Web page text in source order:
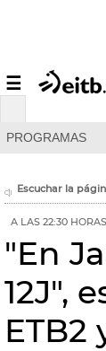
☰
PROGRAMAS
Escuchar la
A LAS 22:30 HORAS
"En
12J",
ETB2